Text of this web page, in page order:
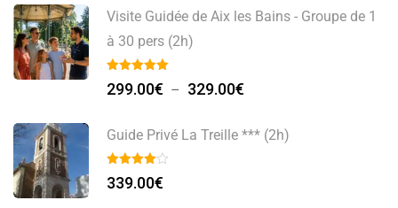
Visite Guidée de Aix les Bains - Groupe de 1
à 30 pers (2h)
299.00€ – 329.00€
prix :
Guide Privé La Treille *** (2h)
339.00€